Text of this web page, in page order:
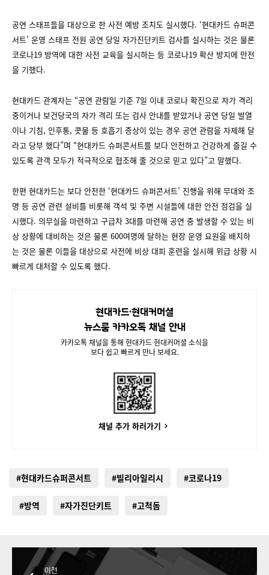
공연 스태프들을 대상으로 한 사전 예방 조치도 실시했다. ‘현대카드 슈퍼콘
서트’ 운영 스태프 전원 공연 당일 자가진단키트 검사를 실시하는 것은 물론
코로나19 방역에 대한 사전 교육을 실시하는 등 코로나19 확산 방지에 만전
을 기했다.
현대카드 관계자는 “공연 관람일 기준 7일 이내 코로나 확진으로 자가 격리
중이거나 보건당국의 자가 격리 또는 검사 안내를 받았거나 공연 당일 발열
이나 기침, 인후통, 콧물 등 호흡기 증상이 있는 경우 공연 관람을 자제해 달
라고 당부 했다”며 “현대카드 슈퍼콘서트를 보다 안전하고 건강하게 즐길 수
있도록 관객 모두가 적극적으로 협조해 줄 것으로 믿고 있다”고 말했다.
한편 현대카드는 보다 안전한 ‘현대카드 슈퍼콘서트’ 진행을 위해 무대와 조
명 등 공연 관련 설비를 비롯해 객석 및 주변 시설들에 대한 안전 점검을 실
시했다. 의무실을 마련하고 구급차 3대를 마련해 공연 중 발생할 수 있는 비
상 상황에 대비하는 것은 물론 600여명에 달하는 현장 운영 요원을 배치하
는 것은 물론 이들을 대상으로 사전에 비상 대피 훈련을 실시해 위급 상황 시
빠르게 대처할 수 있도록 했다.
현대카드∙현대커머셜
뉴스룸 카카오톡 채널 안내
카카오톡 채널을 통해 현대카드∙현대커머셜 소식을
보다 쉽고 빠르게 만나 보세요.
채널 추가 하러가기
#현대카드슈퍼콘서트 #빌리아일리시 #코로나19
#방역 #자가진단키트 #고척돔
이전